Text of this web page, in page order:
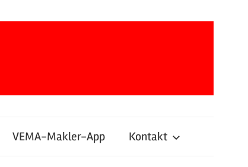
VEMA-Makler-App Kontakt